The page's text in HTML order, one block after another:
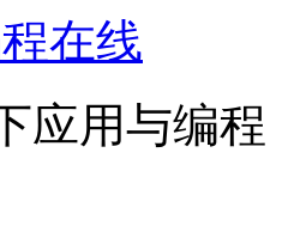
在线
应用与编程